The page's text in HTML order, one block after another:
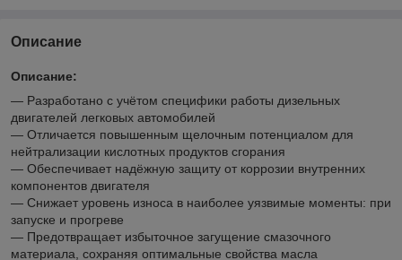
Описание
Описание:
— Разработано с учётом специфики работы дизельных
двигателей легковых автомобилей
— Отличается повышенным щелочным потенциалом для
нейтрализации кислотных продуктов сгорания
— Обеспечивает надёжную защиту от коррозии внутренних
компонентов двигателя
— Снижает уровень износа в наиболее уязвимые моменты: при
запуске и прогреве
— Предотвращает избыточное загущение смазочного
материала, сохраняя оптимальные свойства масла